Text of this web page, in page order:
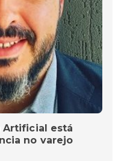
Artificial está
no varejo